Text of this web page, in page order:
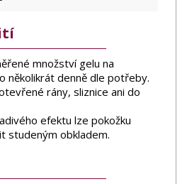
množství gelu na
několikrát denně dle potřeby.
rány, sliznice ani do
efektu lze pokožku
studeným obkladem.